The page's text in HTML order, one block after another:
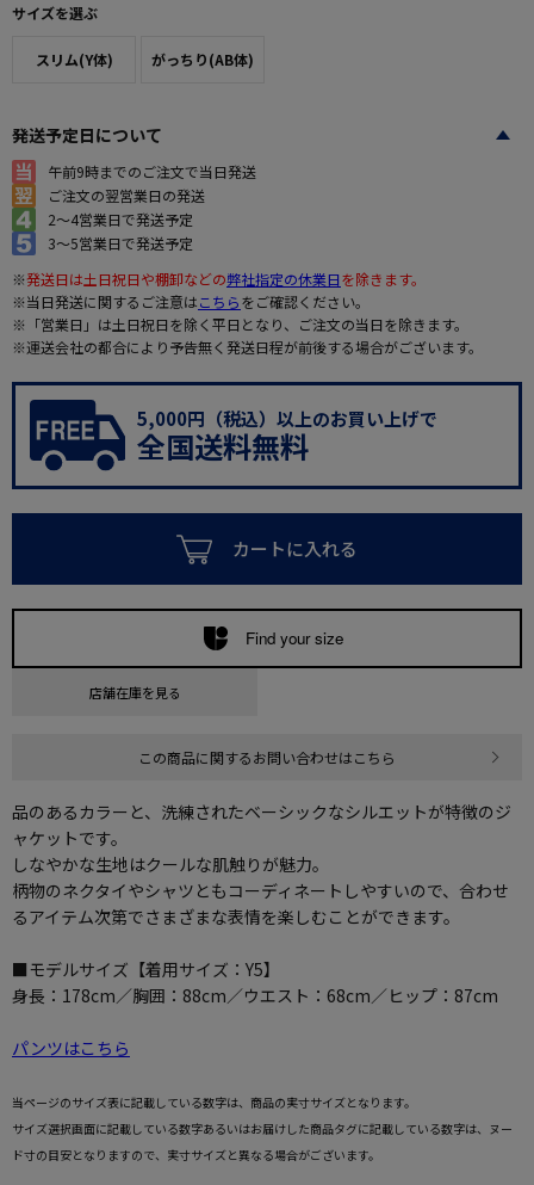
サイズを選ぶ
スリム(Y体) がっちり(AB体)
発送予定日について
午前9時までのご注文で当日発送
ご注文の翌営業日の発送
2～4営業日で発送予定
3～5営業日で発送予定
※発送日は土日祝日や棚卸などの弊社指定の休業日を除きます。
※当日発送に関するご注意はこちらをご確認ください。
※「営業日」は土日祝日を除く平日となり、ご注文の当日を除きます。
※運送会社の都合により予告無く発送日程が前後する場合がございます。
5,000円（税込）以上のお買い上げで
全国送料無料
カートに入れる
Find your size
店舗在庫を見る
この商品に関するお問い合わせはこちら
品のあるカラーと、洗練されたベーシックなシルエットが特徴のジ
ャケットです。
しなやかな生地はクールな肌触りが魅力。
柄物のネクタイやシャツともコーディネートしやすいので、合わせ
るアイテム次第でさまざまな表情を楽しむことができます。
■モデルサイズ【着用サイズ：Y5】
身長：178cm／胸囲：88cm／ウエスト：68cm／ヒップ：87cm
パンツはこちら
当ページのサイズ表に記載している数字は、商品の実寸サイズとなります。
サイズ選択画面に記載している数字あるいはお届けした商品タグに記載している数字は、ヌー
ド寸の目安となりますので、実寸サイズと異なる場合がございます。